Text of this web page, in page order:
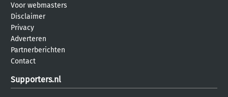
Voor webmasters
Disclaimer
Privacy
Adverteren
Partnerberichten
Contact
Supporters.nl